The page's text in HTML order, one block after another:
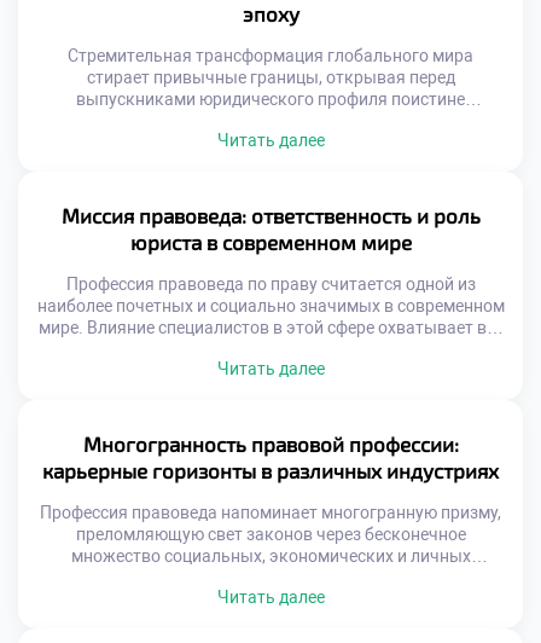
эпоху
Стремительная трансформация глобального мира
стирает привычные границы, открывая перед
выпускниками юридического профиля поистине
маршрутам приходят неординарные векторы развития,
формирование ценностей будущего общества. Именно
поэтому качественное обучение в московском техникуме
становится тем самым надежным фундаментом, который
Читать далее
Миссия правоведа: ответственность и роль
юриста в современном мире
Профессия правоведа по праву считается одной из
наиболее почетных и социально значимых в современном
мире. Влияние специалистов в этой сфере охватывает все
глобальных государственных процессов. Именно поэтому
закладывает основы будущей ответственности и
профессионального долга. Юристы выступают главными
[…]
Читать далее
Многогранность правовой профессии:
карьерные горизонты в различных индустриях
Профессия правоведа напоминает многогранную призму,
преломляющую свет законов через бесконечное
множество социальных, экономических и личных
директоров транснациональной корпорации или
Читать далее